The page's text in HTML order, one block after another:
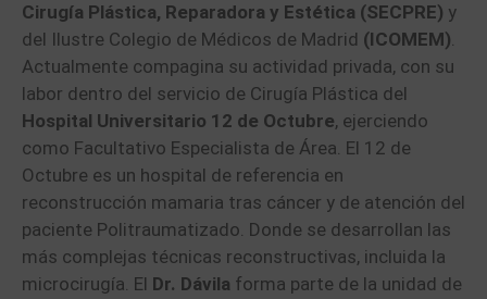
Cirugía Plástica, Reparadora y Estética (SECPRE) y
del Ilustre Colegio de Médicos de Madrid (ICOMEM).
Actualmente compagina su actividad privada, con su
labor dentro del servicio de Cirugía Plástica del
Hospital Universitario 12 de Octubre, ejerciendo
como Facultativo Especialista de Área. El 12 de
Octubre es un hospital de referencia en
reconstrucción mamaria tras cáncer y de atención del
paciente Politraumatizado. Donde se desarrollan las
más complejas técnicas reconstructivas, incluida la
microcirugía. El Dr. Dávila forma parte de la unidad de